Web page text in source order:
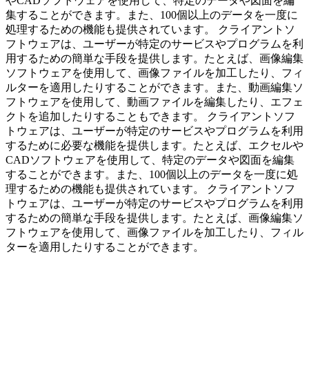
集することができます。また、100個以上のデータを一度に
処理するための機能も提供されています。 クライアントソ
フトウェアは、ユーザーが特定のサービスやプログラムを利
用するための簡単な手段を提供します。たとえば、画像編集
ソフトウェアを使用して、画像ファイルを加工したり、フィ
ルターを適用したりすることができます。また、動画編集ソ
フトウェアを使用して、動画ファイルを編集したり、エフェ
クトを追加したりすることもできます。 クライアントソフ
トウェアは、ユーザーが特定のサービスやプログラムを利用
するために必要な機能を提供します。たとえば、エクセルや
CADソフトウェアを使用して、特定のデータや図面を編集
することができます。また、100個以上のデータを一度に処
理するための機能も提供されています。 クライアントソフ
トウェアは、ユーザーが特定のサービスやプログラムを利用
するための簡単な手段を提供します。たとえば、画像編集ソ
フトウェアを使用して、画像ファイルを加工したり、フィル
ターを適用したりすることができます。